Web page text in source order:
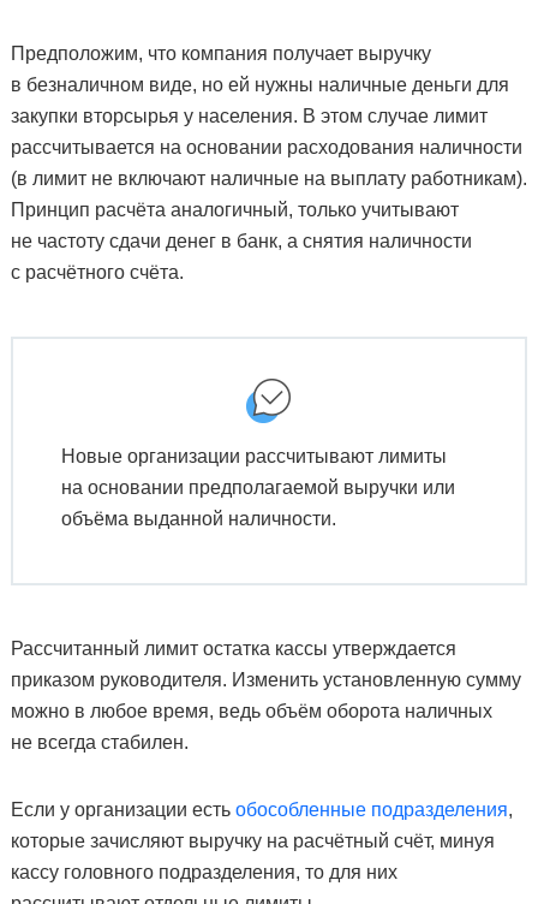
Предположим, что компания получает выручку
в безналичном виде, но ей нужны наличные деньги для
закупки вторсырья у населения. В этом случае лимит
рассчитывается на основании расходования наличности
(в лимит не включают наличные на выплату работникам).
Принцип расчёта аналогичный, только учитывают
не частоту сдачи денег в банк, а снятия наличности
с расчётного счёта.
Новые организации рассчитывают лимиты
на основании предполагаемой выручки или
объёма выданной наличности.
Рассчитанный лимит остатка кассы утверждается
приказом руководителя. Изменить установленную сумму
можно в любое время, ведь объём оборота наличных
не всегда стабилен.
Если у организации есть обособленные подразделения,
которые зачисляют выручку на расчётный счёт, минуя
кассу головного подразделения, то для них